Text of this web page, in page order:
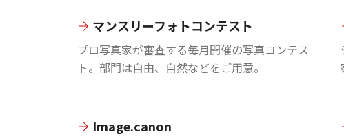
マンスリーフォトコンテスト
プロ写真家が審査する毎月開催の写真コンテス
ト。部門は自由、自然などをご用意。
Image.canon